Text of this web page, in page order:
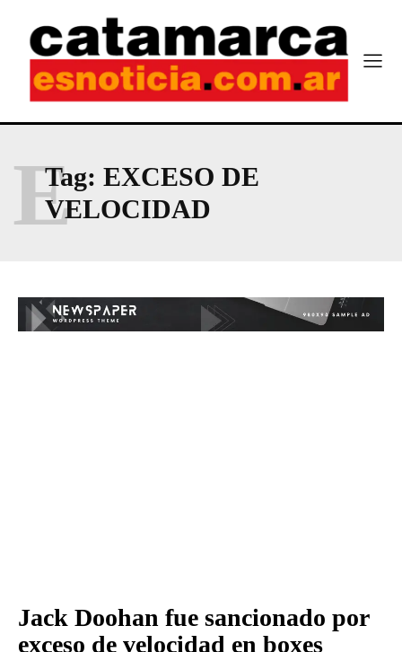
Tag: EXCESO DE
VELOCIDAD
E
Jack Doohan fue sancionado por
exceso de velocidad en boxes